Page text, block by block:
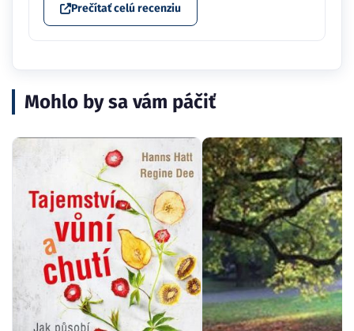
Prečítať celú recenziu
Mohlo by sa vám páčiť